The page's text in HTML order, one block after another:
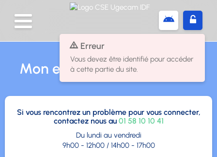
Mon espace
Si vous rencontrez un problème pour vous connecter,
contactez nous au 01 58 10 10 41
Du lundi au vendredi
9h00 - 12h00 / 14h00 - 17h00
Erreur
Vous devez être identifié pour accéder
à cette partie du site.
Panneau de gestion des cookies